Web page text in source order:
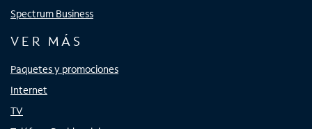
Spectrum Business
VER MÁS
Paquetes y promociones
Internet
TV